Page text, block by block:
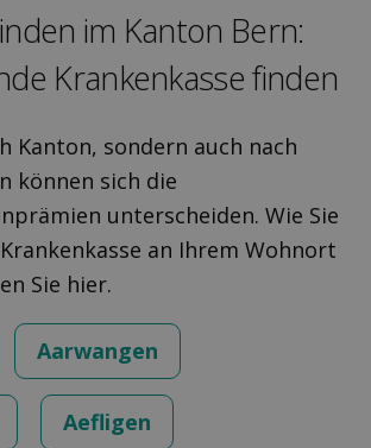
im Kanton Bern:
Kranken­kasse finden
Kanton, sondern auch nach
können sich die
unterscheiden. Wie Sie
an Ihrem Wohnort
Sie hier.
Aarwangen
Aefligen